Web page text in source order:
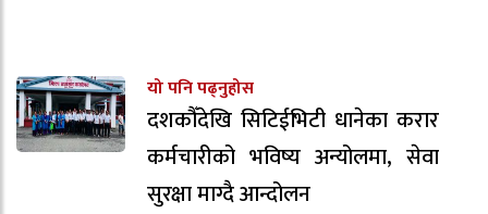
यो पनि पढ्नुहोस
दशकौँदेखि सिटिईभिटी धानेका करार
कर्मचारीको भविष्य अन्योलमा, सेवा
सुरक्षा माग्दै आन्दोलन